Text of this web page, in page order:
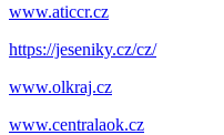
www.aticcr.cz
https://jeseniky.cz/cz/
www.olkraj.cz
www.centralaok.cz